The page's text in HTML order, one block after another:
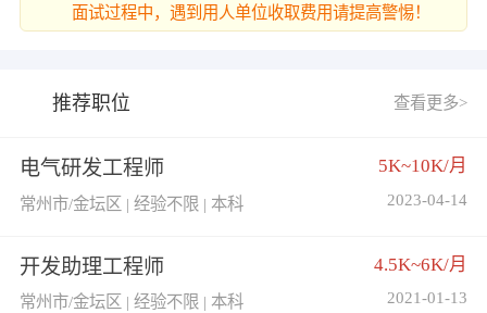
面试过程中，遇到用人单位收取费用请提高警惕！
推荐职位 查看更多>
电气研发工程师 5K~10K/月
常州市/金坛区 | 经验不限 | 本科 2023-04-14
开发助理工程师 4.5K~6K/月
常州市/金坛区 | 经验不限 | 本科 2021-01-13